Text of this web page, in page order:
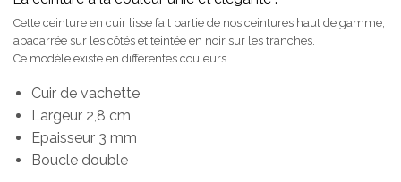
Cette ceinture en cuir lisse fait partie de nos ceintures haut de gamme,
abacarrée sur les côtés et teintée en noir sur les tranches.
Ce modèle existe en différentes couleurs.
Cuir de vachette
Largeur 2,8 cm
Epaisseur 3 mm
Boucle double